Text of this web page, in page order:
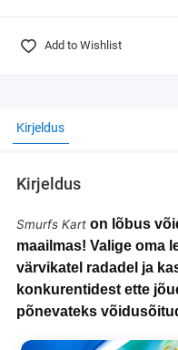
Add to Wishlist
Kirjeldus
Kirjeldus
Smurfs Kart on lõbus
maailmas! Valige oma
värvikatel radadel ja
konkurentidest ette
põnevateks